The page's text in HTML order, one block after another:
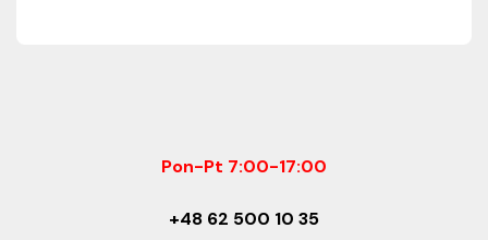
Pon-Pt 7:00-17:00
+48 62 500 10 35